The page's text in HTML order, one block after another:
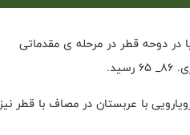
بسکتبال، مسابقات بسکتبال پسران زیر ۱۶ سال آسیا در دوحه قطر در مرحله ی مقدماتی
در رویارویی با عربستان در مصاف با قطر نیز